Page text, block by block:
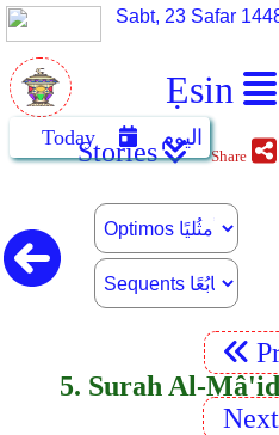
Ẹsin
Sabt, 23 Safar
Today اليومStories Share
Next